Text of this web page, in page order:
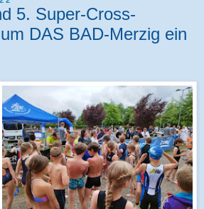
5. Super-Cross-
DAS BAD-Merzig ein